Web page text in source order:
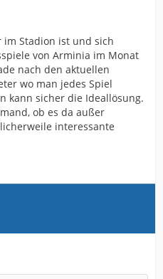
Stadion ist und sich
von Arminia im Monat
nach den aktuellen
wo man jedes Spiel
kann sicher die Ideallösung.
ob es da außer
interessante